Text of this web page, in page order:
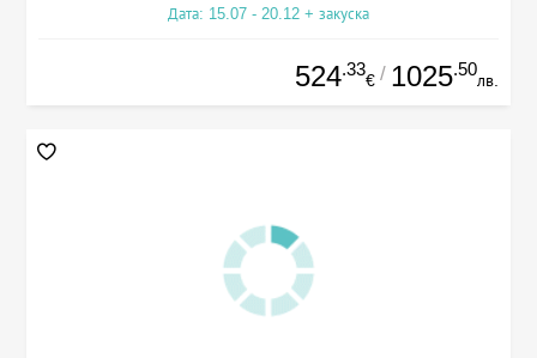
Дата: 15.07 - 20.12 + закуска
524.33
€ / 1025.50
лв.